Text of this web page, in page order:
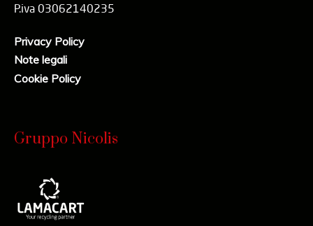
P.iva 03062140235
Privacy Policy
Note legali
Cookie Policy
Gruppo Nicolis